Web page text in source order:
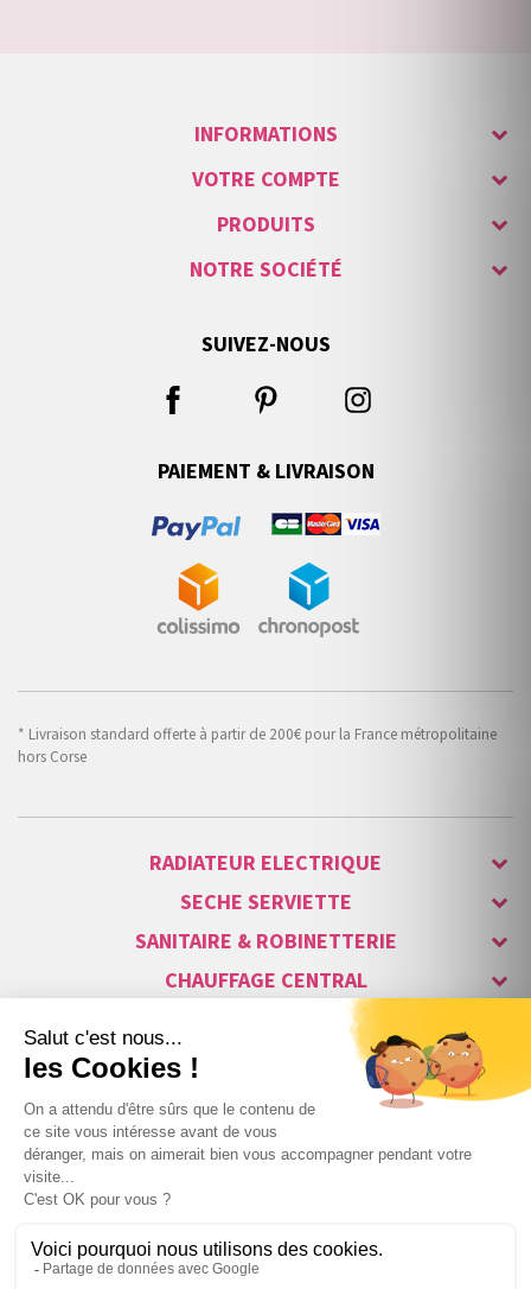
INFORMATIONS
VOTRE COMPTE
PRODUITS
NOTRE SOCIÉTÉ
SUIVEZ-NOUS
PAIEMENT & LIVRAISON
* Livraison standard offerte à partir de 200€ pour la France métropolitaine
hors Corse
RADIATEUR ELECTRIQUE
SECHE SERVIETTE
SANITAIRE & ROBINETTERIE
CHAUFFAGE CENTRAL
ALARME & SÉCURITÉ
MAISON CONNECTÉE
VISIOPHONE & INTERPHONE
LUMINAIRES & ECLAIRAGE